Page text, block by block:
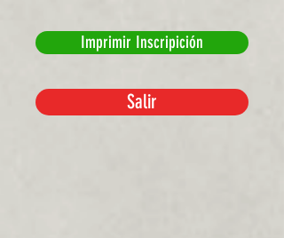
Imprimir Inscripición
Salir